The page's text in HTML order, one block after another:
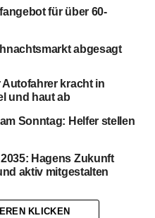
für über 60-
abgesagt
Autofahrer kracht in
und haut ab
Sonntag: Helfer stellen
Hagens Zukunft
aktiv mitgestalten
KLICKEN